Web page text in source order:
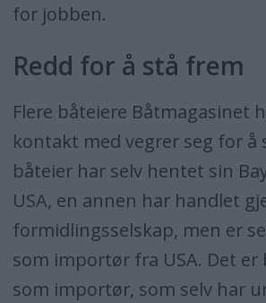
for jobben.
Redd for å stå frem
Flere båteiere Båtmagasinet
kontakt med vegrer seg for å
båteier har selv hentet sin
USA, en annen har handlet
formidlingsselskap, men er
som importør fra USA. Det er
som importør, som selv har